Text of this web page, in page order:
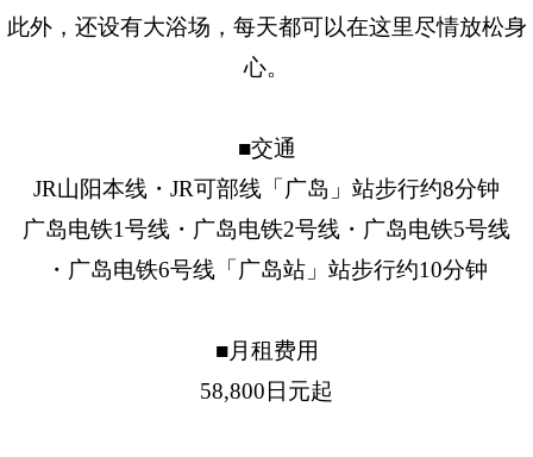
此外，还设有大浴场，每天都可以在这里尽情放松身
心。
■交通
JR山阳本线・JR可部线「广岛」站步行约8分钟
广岛电铁1号线・广岛电铁2号线・广岛电铁5号线
・广岛电铁6号线「广岛站」站步行约10分钟
■月租费用
58,800日元起